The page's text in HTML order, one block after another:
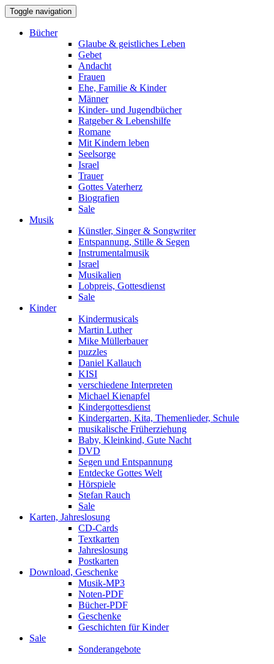
Toggle navigation
Bücher
Glaube & geistliches Leben
Gebet
Andacht
Frauen
Ehe, Familie & Kinder
Männer
Kinder- und Jugendbücher
Ratgeber & Lebenshilfe
Romane
Mit Kindern leben
Seelsorge
Israel
Trauer
Gottes Vaterherz
Biografien
Sale
Musik
Künstler, Singer & Songwriter
Entspannung, Stille & Segen
Instrumentalmusik
Israel
Musikalien
Lobpreis, Gottesdienst
Sale
Kinder
Kindermusicals
Martin Luther
Mike Müllerbauer
puzzles
Daniel Kallauch
KISI
verschiedene Interpreten
Michael Kienapfel
Kindergottesdienst
Kindergarten, Kita, Themenlieder, Schule
musikalische Früherziehung
Baby, Kleinkind, Gute Nacht
DVD
Segen und Entspannung
Entdecke Gottes Welt
Hörspiele
Stefan Rauch
Sale
Karten, Jahreslosung
CD-Cards
Textkarten
Jahreslosung
Postkarten
Download, Geschenke
Musik-MP3
Noten-PDF
Bücher-PDF
Geschenke
Geschichten für Kinder
Sale
Sonderangebote